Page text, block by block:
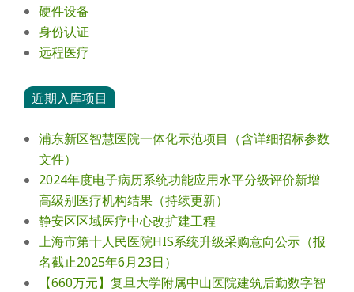
硬件设备
身份认证
远程医疗
近期入库项目
浦东新区智慧医院一体化示范项目（含详细招标参数
文件）
2024年度电⼦病历系统功能应⽤⽔平分级评价新增
⾼级别医疗机构结果（持续更新）
静安区区域医疗中心改扩建工程
上海市第十人民医院HIS系统升级采购意向公示（报
名截止2025年6月23日）
【660万元】复旦大学附属中山医院建筑后勤数字智